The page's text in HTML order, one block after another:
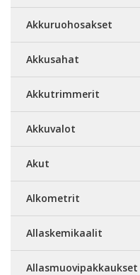
Akkuruohosakset
Akkusahat
Akkutrimmerit
Akkuvalot
Akut
Alkometrit
Allaskemikaalit
Allasmuovipakkaukset